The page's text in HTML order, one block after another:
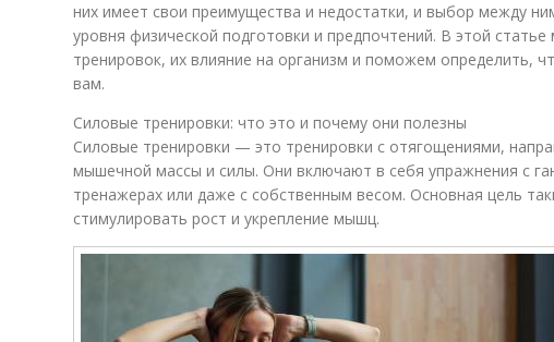
них имеет свои преимущества и недостатки, и выбор между
уровня физической подготовки и предпочтений. В этой
тренировок, их влияние на организм и поможем определить,
вам.
Силовые тренировки: что это и почему они полезны
Силовые тренировки — это тренировки с отягощениями,
мышечной массы и силы. Они включают в себя упражнения с
тренажерах или даже с собственным весом. Основная цель
стимулировать рост и укрепление мышц.